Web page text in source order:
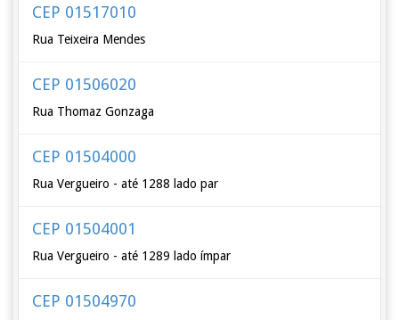
CEP 01517010
Rua Teixeira Mendes
CEP 01506020
Rua Thomaz Gonzaga
CEP 01504000
Rua Vergueiro - até 1288 lado par
CEP 01504001
Rua Vergueiro - até 1289 lado ímpar
CEP 01504970